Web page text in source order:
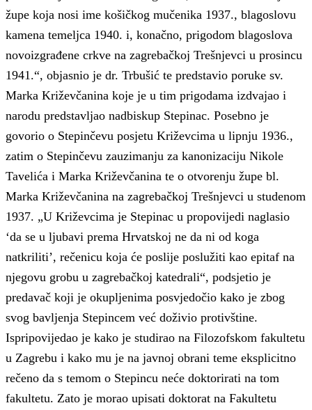
župe koja nosi ime košičkog mučenika 1937., blagoslovu
kamena temeljca 1940. i, konačno, prigodom blagoslova
novoizgrađene crkve na zagrebačkoj Trešnjevci u prosincu
1941.“, objasnio je dr. Trbušić te predstavio poruke sv.
Marka Križevčanina koje je u tim prigodama izdvajao i
narodu predstavljao nadbiskup Stepinac. Posebno je
govorio o Stepinčevu posjetu Križevcima u lipnju 1936.,
zatim o Stepinčevu zauzimanju za kanonizaciju Nikole
Tavelića i Marka Križevčanina te o otvorenju župe bl.
Marka Križevčanina na zagrebačkoj Trešnjevci u studenom
1937. „U Križevcima je Stepinac u propovijedi naglasio
‘da se u ljubavi prema Hrvatskoj ne da ni od koga
natkriliti’, rečenicu koja će poslije poslužiti kao epitaf na
njegovu grobu u zagrebačkoj katedrali“, podsjetio je
predavač koji je okupljenima posvjedočio kako je zbog
svog bavljenja Stepincem već doživio protivštine.
Ispripovijedao je kako je studirao na Filozofskom fakultetu
u Zagrebu i kako mu je na javnoj obrani teme eksplicitno
rečeno da s temom o Stepincu neće doktorirati na tom
fakultetu. Zato je morao upisati doktorat na Fakultetu